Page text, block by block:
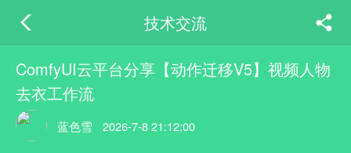
技术交流
ComfyUI云平台分享【动作迁移V5】视频人物
去衣工作流
蓝色雪 2026-7-8 21:12:00